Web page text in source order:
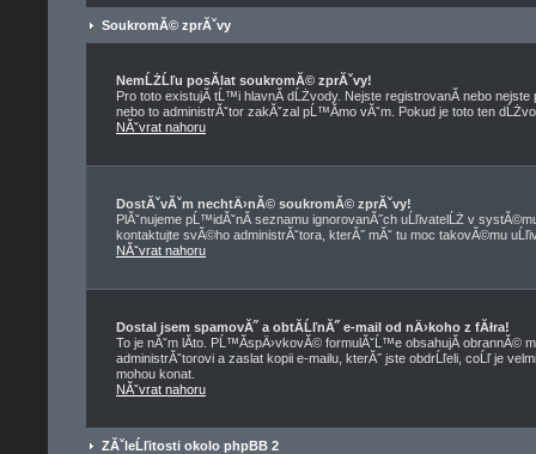
SoukromĂ© zprĂˇvy
NemĹŻĹľu posĂ­lat soukromĂ© zprĂˇvy!
Pro toto existujĂ­ tĹ™i hlavnĂ­ dĹŻvody. Nejste registrovanĂ­ nebo nejste
nebo to administrĂˇtor zakĂˇzal pĹ™Ă­mo vĂˇm. Pokud je toto ten
NĂˇvrat nahoru
DostĂˇvĂˇm nechtÄ›nĂ© soukromĂ© zprĂˇvy!
PlĂˇnujeme pĹ™idĂˇnĂ­ seznamu ignorovanĂ˝ch uĹľivatelĹŻ v
kontaktujte svĂ©ho administrĂˇtora, kterĂ˝ mĂˇ tu moc takovĂ©mu
NĂˇvrat nahoru
Dostal jsem spamovĂ˝ a obtĂ­ĹľnĂ˝ e-mail od nÄ›koho z fĂłra!
To je nĂˇm lĂ­to. PĹ™Ă­spÄ›vkovĂ© formulĂˇĹ™e obsahujĂ­ obrannĂ©
administrĂˇtorovi a zaslat kopii e-mailu, kterĂ˝ jste obdrĹľeli, coĹľ je
mohou konat.
NĂˇvrat nahoru
ZĂˇleĹľitosti okolo phpBB 2